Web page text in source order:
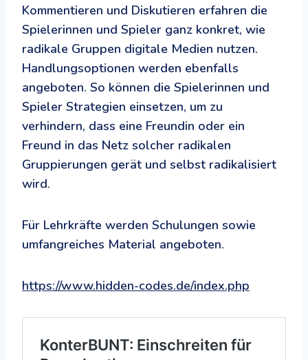
Kommentieren und Diskutieren erfahren die
Spielerinnen und Spieler ganz konkret, wie
radikale Gruppen digitale Medien nutzen.
Handlungsoptionen werden ebenfalls
angeboten. So können die Spielerinnen und
Spieler Strategien einsetzen, um zu
verhindern, dass eine Freundin oder ein
Freund in das Netz solcher radikalen
Gruppierungen gerät und selbst radikalisiert
wird.
Für Lehrkräfte werden Schulungen sowie
umfangreiches Material angeboten.
https://www.hidden-codes.de/index.php